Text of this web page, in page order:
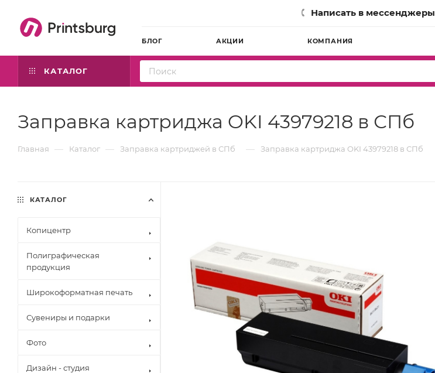
Написать в мессенджеры
БЛОГ АКЦИИ КОМПАНИЯ
КАТАЛОГ
Заправка картриджа OKI 43979218 в СПб
Главная — Каталог — Заправка картриджей в СПб — Заправка картриджа OKI 43979218 в СПб
КАТАЛОГ
Копицентр
Полиграфическая
продукция
Широкоформатная печать
Сувениры и подарки
Фото
Дизайн - студия